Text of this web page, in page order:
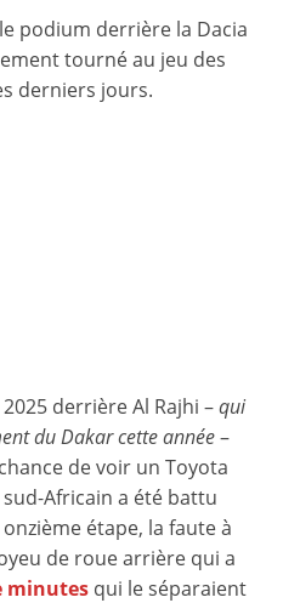
podium derrière la Dacia
tourné au jeu des
derniers jours.
derrière Al Rajhi –qui
du Dakar cette année–
de voir un Toyota
Africain a été battu
étape, la faute à
de roue arrière qui a
minutes qui le séparaient